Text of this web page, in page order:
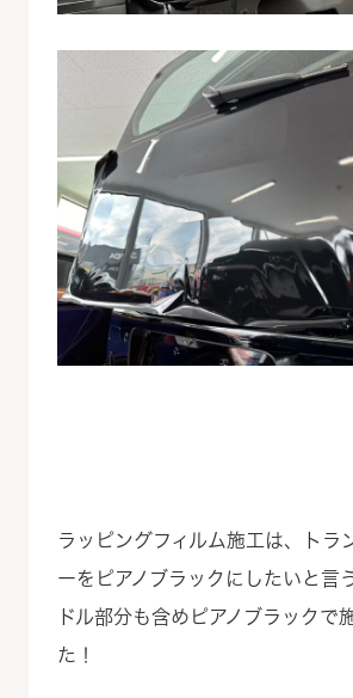
ラッピングフィルム施工は、トラ
ーをピアノブラックにしたいと言
ドル部分も含めピアノブラックで
た！